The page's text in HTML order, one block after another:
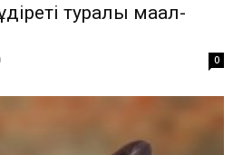
туралы мақал-
0